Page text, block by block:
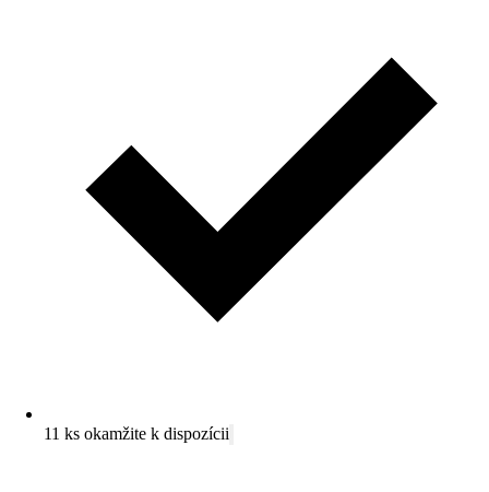
11 ks okamžite k dispozícii